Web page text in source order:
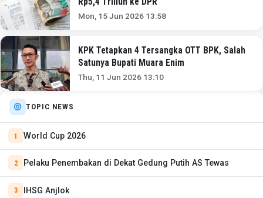
Mon, 15 Jun 2026 13:58
KPK Tetapkan 4 Tersangka OTT BPK, Salah
Satunya Bupati Muara Enim
Thu, 11 Jun 2026 13:10
TOPIC NEWS
World Cup 2026
Pelaku Penembakan di Dekat Gedung Putih AS Tewas
IHSG Anjlok